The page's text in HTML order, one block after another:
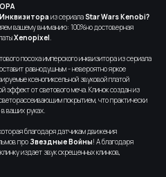
из сериалаStar Wars Kenobi?
вашему вниманию: 100%но достоверная
Xenopixel.
посоха имперского инквизитора из сериала
равнодушным - невероятно яркое
ксенопиксельной звуковой платой
эффект от светового меча. Клинок создан из
покрытием, что практически
ваших руках.
благодаря датчикам движения
проЗвездные Войны! А благодаря
издает звук скрещенных клинков,